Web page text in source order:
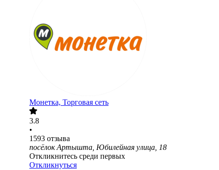
Монетка, Торговая сеть
3.8
•
1593 отзыва
посёлок Артышта, Юбилейная улица, 18
Откликнитесь среди первых
Откликнуться